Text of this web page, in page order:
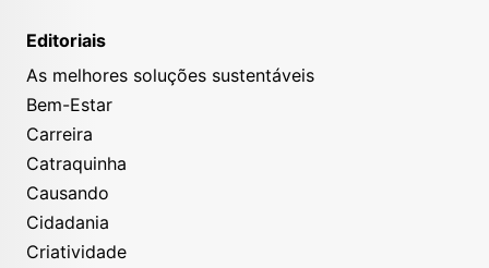
Editoriais
As melhores soluções sustentáveis
Bem-Estar
Carreira
Catraquinha
Causando
Cidadania
Criatividade